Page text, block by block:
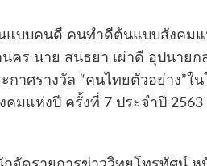
แบบคนดี คนทำดีต้นแบบสังคม
คร นาย สนธยา เผ่าดี อุปนาย
กาศรางวัล “คนไทยตัวอย่าง”
มแห่งปี ครั้งที่ 7 ประจำปี 2563